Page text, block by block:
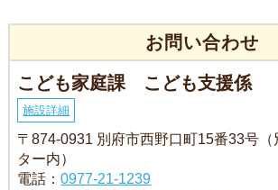
お問い合わせ
こども家庭課 こども支援係
施設詳細
〒874-0931 別府市西野口町15番33号（
ター内）
電話：0977-21-1239